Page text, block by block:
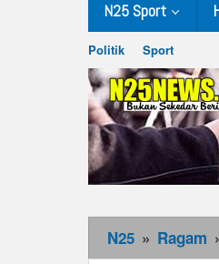
N25 Sport
Politik Sport
N25 » Ragam